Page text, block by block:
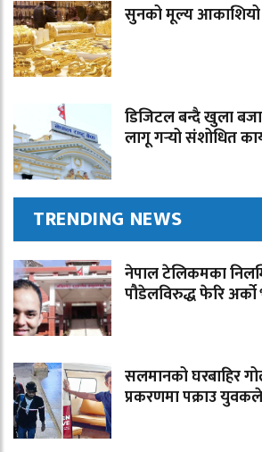
सुनको मूल्य आकाशियो
डिजिटल बन्दै खुला
लागू गर्‍यो संशोधित
TRENDING NEWS
नेपाल टेलिकमका
पौडेलविरुद्ध फेरि अर्को
सलमानको घरबाहिर
प्रकरणमा पक्राउ